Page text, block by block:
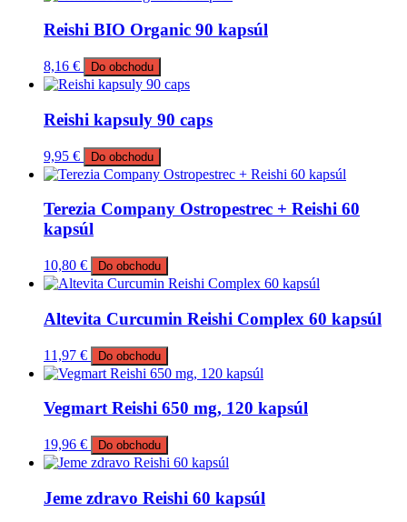
Reishi BIO Organic 90 kapsúl
8,16 € Do obchodu
Reishi kapsuly 90 caps
9,95 € Do obchodu
Terezia Company Ostropestrec + Reishi 60
kapsúl
10,80 € Do obchodu
Altevita Curcumin Reishi Complex 60 kapsúl
11,97 € Do obchodu
Vegmart Reishi 650 mg, 120 kapsúl
19,96 € Do obchodu
Jeme zdravo Reishi 60 kapsúl